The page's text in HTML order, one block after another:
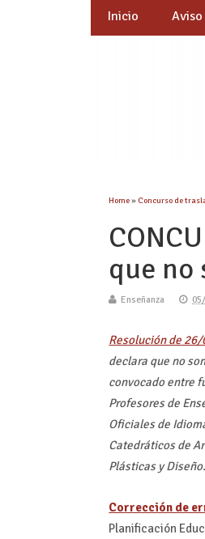
Inicio
Home» Concurso de
que no
Enseñanza
Resolución de
declara que no
convocado entre
Profesores de
Oficiales de
Catedráticos de
Plásticas y Diseño.
Corrección de
Planificación